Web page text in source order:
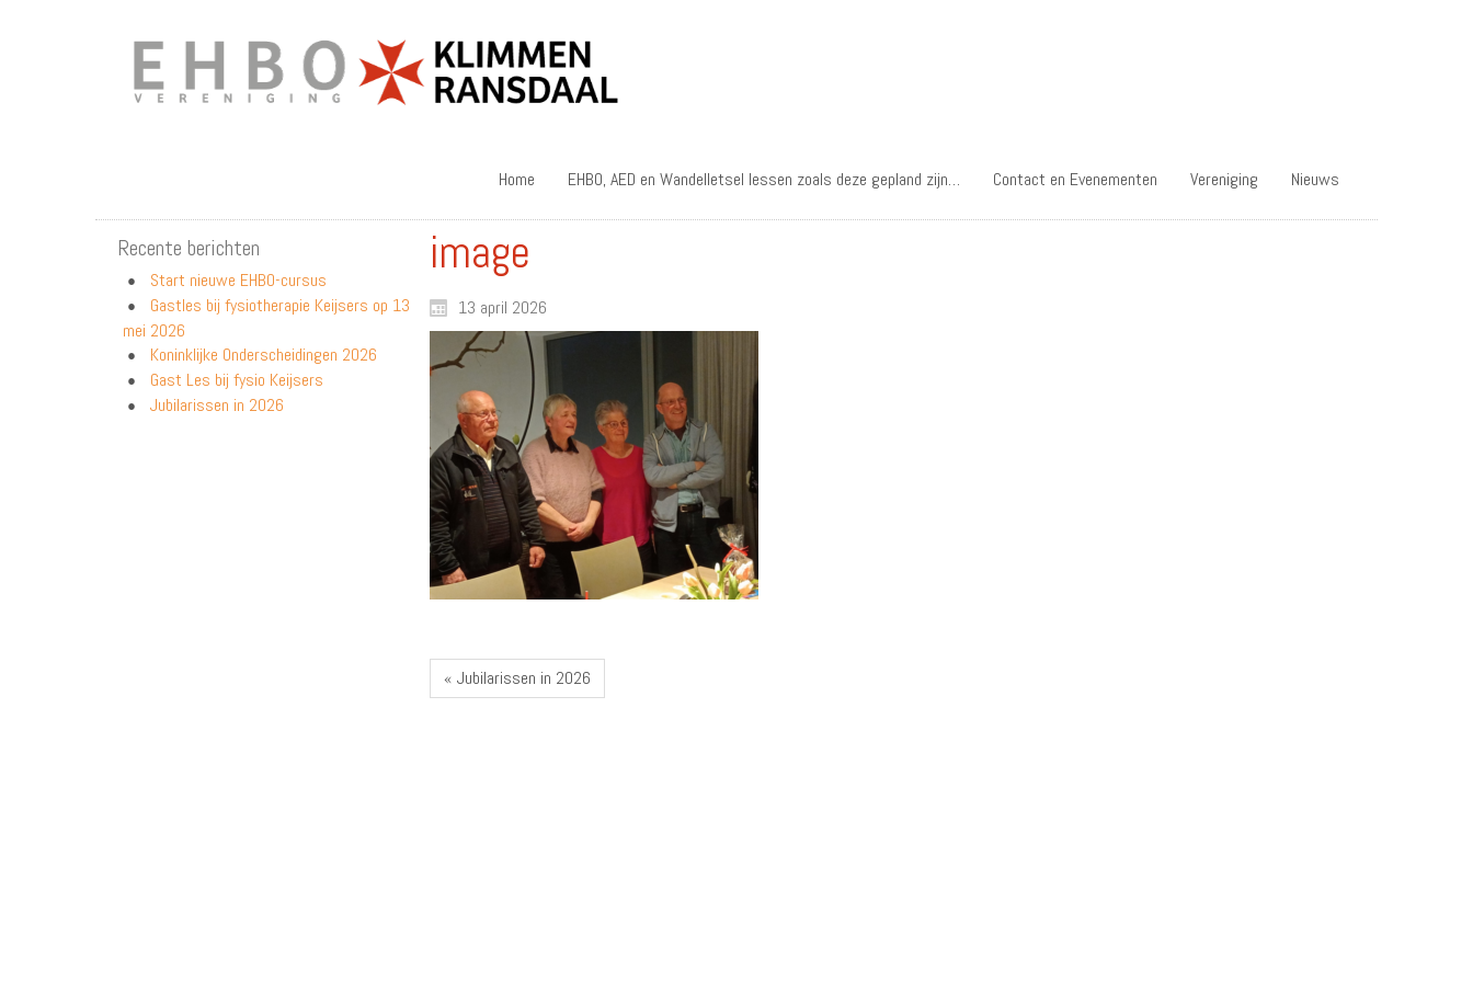
Home EHBO, AED en Wandelletsel lessen zoals deze gepland zijn… Contact en Evenementen Vereniging Nieuws
Recente berichten
Start nieuwe EHBO-cursus
Gastles bij fysiotherapie Keijsers op 13
mei 2026
Koninklijke Onderscheidingen 2026
Gast Les bij fysio Keijsers
Jubilarissen in 2026
image
13 april 2026
« Jubilarissen in 2026